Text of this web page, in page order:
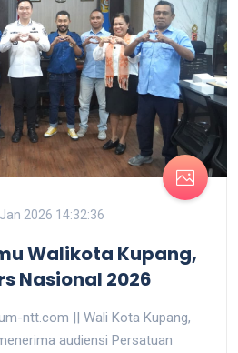
2026 14:32:36
Walikota Kupang,
Nasional 2026
ntt.com || Wali Kota Kupang,
audiensi Persatuan